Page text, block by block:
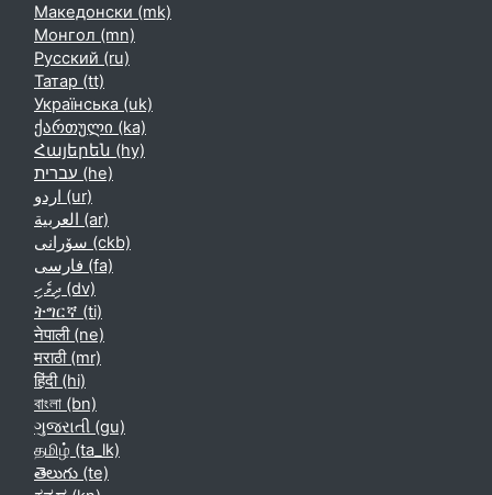
Македонски ‎(mk)‎
Монгол ‎(mn)‎
Русский ‎(ru)‎
Татар ‎(tt)‎
Українська ‎(uk)‎
ქართული ‎(ka)‎
Հայերեն ‎(hy)‎
עברית ‎(he)‎
اردو ‎(ur)‎
العربية ‎(ar)‎
سۆرانی ‎(ckb)‎
فارسی ‎(fa)‎
ދިވެހި ‎(dv)‎
ትግርኛ ‎(ti)‎
नेपाली ‎(ne)‎
मराठी ‎(mr)‎
हिंदी ‎(hi)‎
বাংলা ‎(bn)‎
ગુજરાતી ‎(gu)‎
தமிழ் ‎(ta_lk)‎
తెలుగు ‎(te)‎